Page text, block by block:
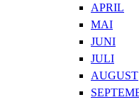
APRIL
MAI
JUNI
JULI
AUGUST